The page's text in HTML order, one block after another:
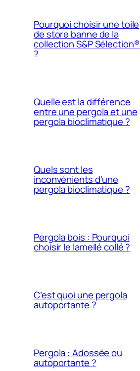
Pourquoi choisir une toile
de store banne de la
collection S&P Sélection®
?
Quelle est la différence
entre une pergola et une
pergola bioclimatique ?
Quels sont les
inconvénients d’une
pergola bioclimatique ?
Pergola bois : Pourquoi
choisir le lamellé collé ?
C’est quoi une pergola
autoportante ?
Pergola : Adossée ou
autoportante ?